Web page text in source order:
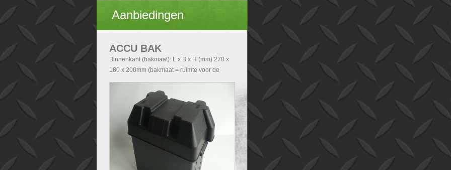
Aanbiedingen
ACCU BAK
Binnenkant (bakmaat): L x B x H (mm) 270 x
180 x 200mm (bakmaat = ruimte voor de
accu). Buitenkant (Totale afmetingen accubak
exclusief deksel): - Zonder handvatten L x B x
H (mm) 290x200x210 - Met handvatten L x B
x H (mm) 340x200x210. Buitenkant (Totale
afmetingen accubak inclusief deksel): L x B x
H (mm) 340x240x280.